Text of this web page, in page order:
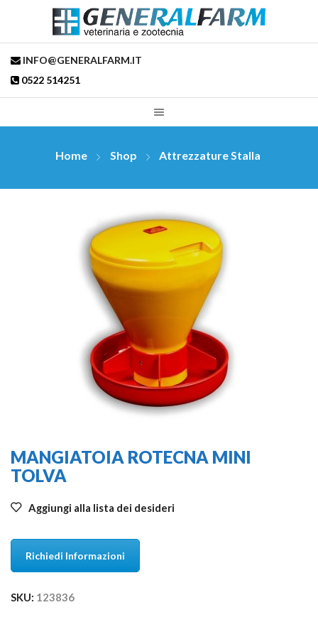
INFO@GENERALFARM.IT
0522 514251
Home Shop Attrezzature Stalla
MANGIATOIA ROTECNA MINI
TOLVA
Aggiungi alla lista dei desideri
Richiedi Informazioni
SKU: 123836